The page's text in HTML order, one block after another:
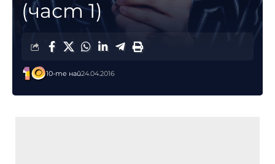
(част 1)
10-те най24.04.2016